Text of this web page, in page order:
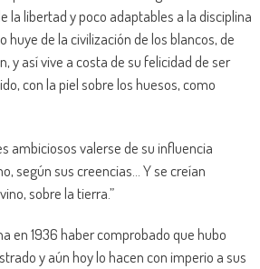
la libertad y poco adaptables a la disciplina
huye de la civilización de los blancos, de
y así vive a costa de su felicidad de ser
con la piel sobre los huesos, como
ambiciosos valerse de su influencia
según sus creencias… Y se creían
sobre la tierra.”
en 1936 haber comprobado que hubo
y aún hoy lo hacen con imperio a sus